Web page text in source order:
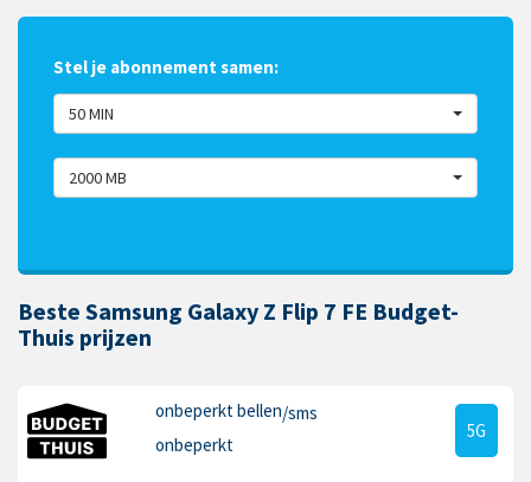
Stel je abonnement samen:
50 MIN
2000 MB
Beste Samsung Galaxy Z Flip 7 FE Budget-
Thuis prijzen
onbeperkt bellen/sms
onbeperkt
5G